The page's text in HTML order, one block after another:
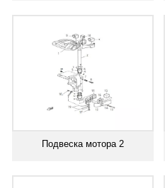
Подвеска мотора 2